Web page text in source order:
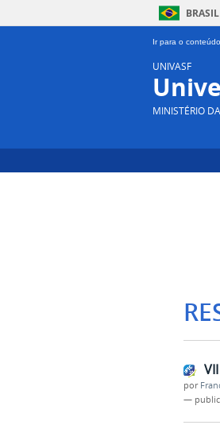
BRASIL
Ir para o conteúdo
UNIVASF
MINISTÉRIO
por
—